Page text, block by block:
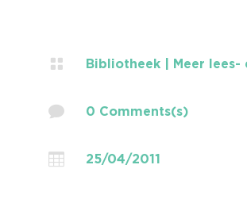
 Bibliotheek| Meer
 0 Comments(s)
 25/04/2011